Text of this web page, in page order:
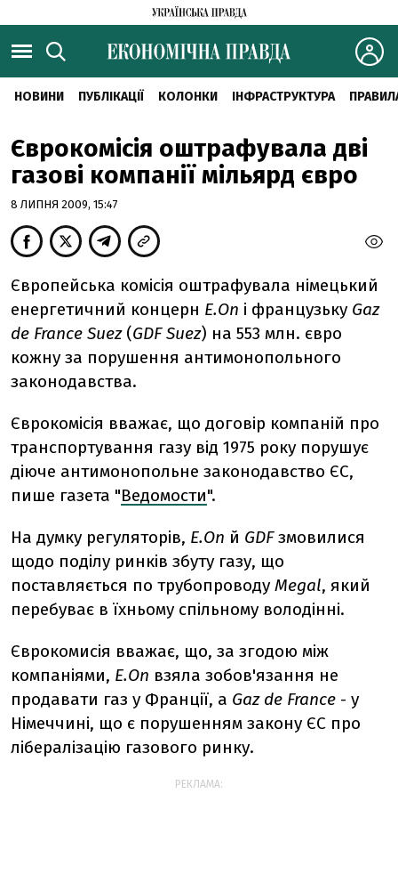
НОВИНИ ПУБЛІКАЦІЇ КОЛОНКИ ІНФРАСТРУКТУРА
Єврокомісія оштрафувала дві
газові компанії мільярд євро
8 ЛИПНЯ 2009, 15:47
Європейська комісія оштрафувала німецький
енергетичний концерн E.On і французьку Gaz
de France Suez (GDF Suez) на 553 млн. євро
кожну за порушення антимонопольного
законодавства.
Єврокомісія вважає, що договір компаній про
транспортування газу від 1975 року порушує
діюче антимонопольне законодавство ЄС,
пише газета "Ведомости".
На думку регуляторів, E.On й GDFзмовилися
щодо поділу ринків збуту газу, що
поставляється по трубопроводу Megal, який
перебуває в їхньому спільному володінні.
Єврокомисія вважає, що, за згодою між
компаніями, E.On взяла зобов'язання не
продавати газ у Франції, а Gaz de France - у
Німеччині, що є порушенням закону ЄС про
лібералізацію газового ринку.
РЕКЛАМА: